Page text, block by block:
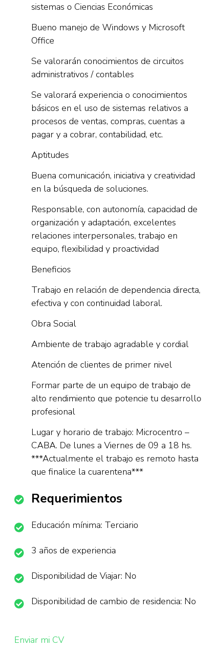
sistemas o Ciencias Económicas
Bueno manejo de Windows y Microsoft
Office
Se valorarán conocimientos de circuitos
administrativos / contables
Se valorará experiencia o conocimientos
básicos en el uso de sistemas relativos a
procesos de ventas, compras, cuentas a
pagar y a cobrar, contabilidad, etc.
Aptitudes
Buena comunicación, iniciativa y creatividad
en la búsqueda de soluciones.
Responsable, con autonomía, capacidad de
organización y adaptación, excelentes
relaciones interpersonales, trabajo en
equipo, flexibilidad y proactividad
Beneficios
Trabajo en relación de dependencia directa,
efectiva y con continuidad laboral.
Obra Social
Ambiente de trabajo agradable y cordial
Atención de clientes de primer nivel
Formar parte de un equipo de trabajo de
alto rendimiento que potencie tu desarrollo
profesional
Lugar y horario de trabajo: Microcentro –
CABA. De lunes a Viernes de 09 a 18 hs.
***Actualmente el trabajo es remoto hasta
que finalice la cuarentena***
Requerimientos
Educación mínima: Terciario
3 años de experiencia
Disponibilidad de Viajar: No
Disponibilidad de cambio de residencia: No
Enviar mi CV